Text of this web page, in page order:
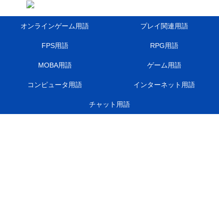
オンラインゲーム用語 プレイ関連用語
FPS用語 RPG用語
MOBA用語 ゲーム用語
コンピュータ用語 インターネット用語
チャット用語